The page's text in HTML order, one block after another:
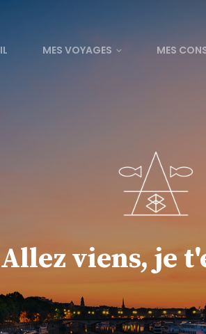
MES VOYAGES MES
Allez viens, je